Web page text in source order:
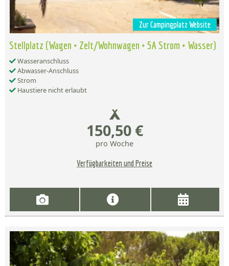
Zur Campingplatz Website
Stellplatz (Wagen + Zelt/Wohnwagen + 5A Strom + Wasser)
Wasseranschluss
Abwasser-Anschluss
Strom
Haustiere nicht erlaubt
150,50 €
pro Woche
Verfügbarkeiten und Preise